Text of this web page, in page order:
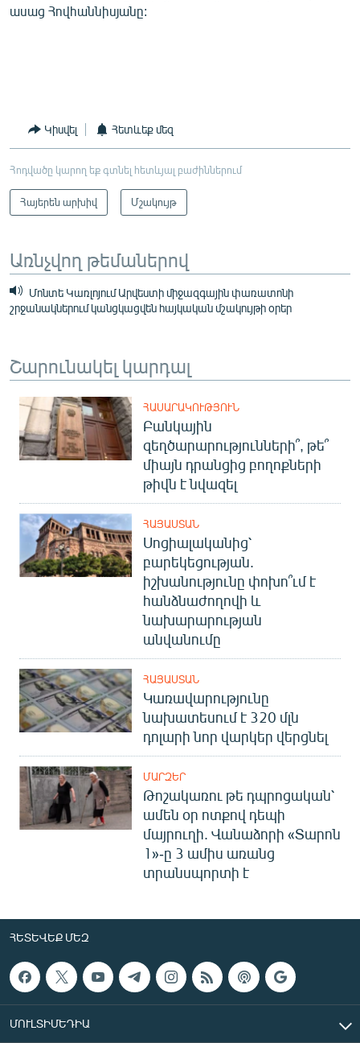
ասաց Հովհաննիսյանը:
Կիսվել Հետևեք մեզ
Հոդվածը կարող եք գտնել հետևյալ բաժիններում
Հայերեն արխիվ Մշակույթ
Առնչվող թեմաներով
Մոնտե Կառլոյում Արվեստի միջազգային փառատոնի
շրջանակներում կանցկացվեն հայկական մշակույթի օրեր
Շարունակել կարդալ
ՀԱՍԱՐԱԿՈՒԹՅՈՒՆ
Բանկային
զեղծարարությունների՞, թե՞
միայն դրանցից բողոքների
թիվն է նվազել
ՀԱՅԱՍՏԱՆ
Սոցիալականից՝
բարեկեցության.
իշխանությունը փոխո՞ւմ է
հանձնաժողովի և
նախարարության
անվանումը
ՀԱՅԱՍՏԱՆ
Կառավարությունը
նախատեսում է 320 մլն
դոլարի նոր վարկեր վերցնել
ՄԱՐԶԵՐ
Թոշակառու թե դպրոցական՝
ամեն օր ոտքով դեպի
մայրուղի. Վանաձորի «Տարոն
1»-ը 3 ամիս առանց
տրանսպորտի է
ՀԵՏԵՎԵՔ ՄԵԶ
ՄՈՒԼՏԻՄԵԴԻԱ